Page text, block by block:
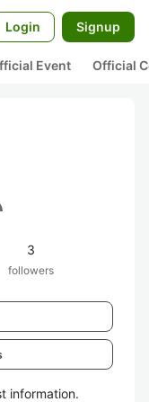
Login Signup
Event Official
3
followers
information.